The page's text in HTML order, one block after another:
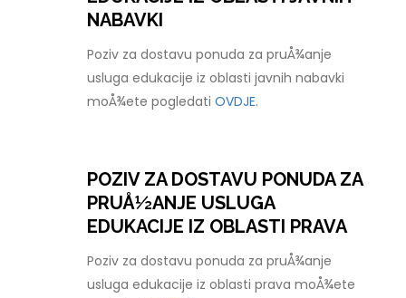
NABAVKI
Poziv za dostavu ponuda za pruÅ¾anje
usluga edukacije iz oblasti javnih nabavki
moÅ¾ete pogledatiOVDJE.
POZIV ZA DOSTAVU PONUDA ZA
PRUÅ½ANJE USLUGA
EDUKACIJE IZ OBLASTI PRAVA
Poziv za dostavu ponuda za pruÅ¾anje
usluga edukacije iz oblasti prava moÅ¾ete